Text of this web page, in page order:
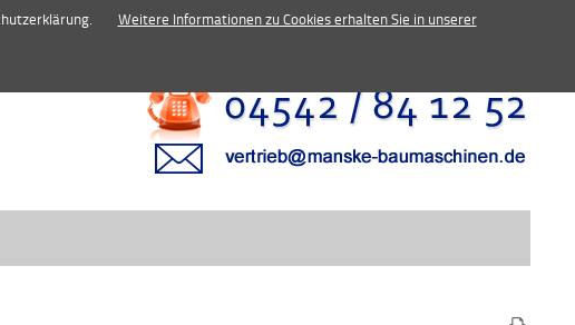
Weitere Informationen zu Cookies erhalten Sie in unserer